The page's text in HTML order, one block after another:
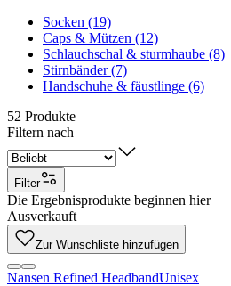
Socken (19)
Caps & Mützen (12)
Schlauchschal & sturmhaube (8)
Stirnbänder (7)
Handschuhe & fäustlinge (6)
52 Produkte
Filtern nach
Filter
Die Ergebnisprodukte beginnen hier
Ausverkauft
Zur Wunschliste hinzufügen
Nansen Refined HeadbandUnisex